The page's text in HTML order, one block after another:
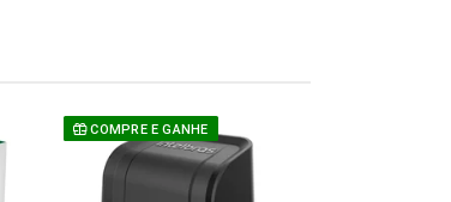
COMPRE E GANHE